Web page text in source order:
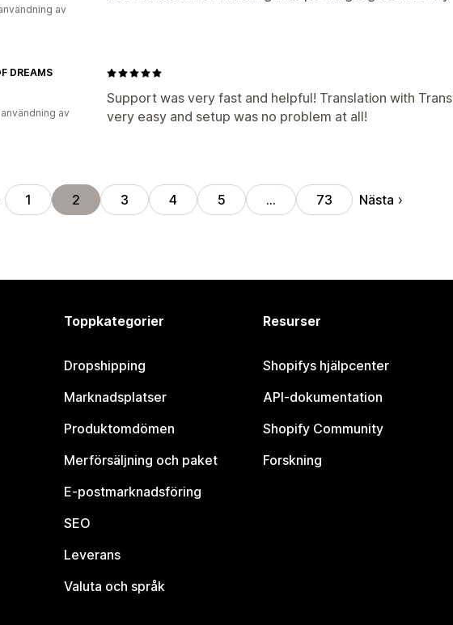
av
Support was very fast and helpful! Translation with
very easy and setup was no problem at all!
DREAMS
av
1 2 3 4 5 … 73 Nästa
Toppkategorier
Dropshipping
Marknadsplatser
Produktomdömen
Merförsäljning och paket
E-postmarknadsföring
SEO
Leverans
Valuta och språk
Resurser
Shopifys hjälpcenter
API-dokumentation
Shopify Community
Forskning